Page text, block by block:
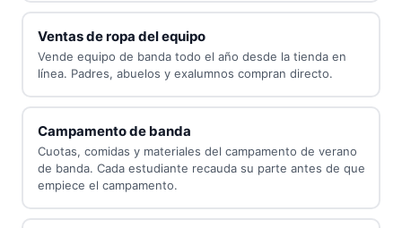
Ventas de ropa del equipo
Vende equipo de banda todo el año desde la tienda en
línea. Padres, abuelos y exalumnos compran directo.
Campamento de banda
Cuotas, comidas y materiales del campamento de verano
de banda. Cada estudiante recauda su parte antes de que
empiece el campamento.